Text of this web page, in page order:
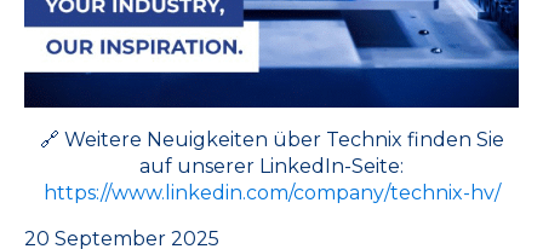
🔗 Weitere Neuigkeiten über Technix finden Sie
auf unserer LinkedIn-Seite:
https://www.linkedin.com/company/technix-hv/
20 September 2025